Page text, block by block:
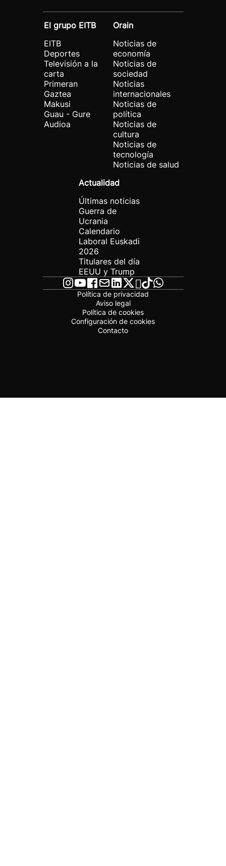
El grupo EITB
EITB
Deportes
Televisión a la
carta
Primeran
Gaztea
Makusi
Guau - Gure
Audioa
Orain
Noticias de
economía
Noticias de
sociedad
Noticias
internacionales
Noticias de
política
Noticias de
cultura
Noticias de
tecnología
Noticias de salud
Actualidad
Últimas noticias
Guerra de
Ucrania
Calendario
Laboral Euskadi
2026
Titulares del día
EEUU y Trump
Política de privacidad
Aviso legal
Política de cookies
Configuración de cookies
Contacto